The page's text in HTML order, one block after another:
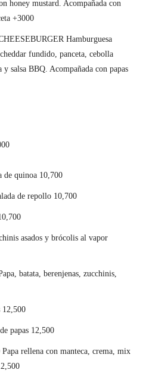
honey mustard. Acompañada con
+3000
Hamburguesa
fundido, panceta, cebolla
salsa BBQ. Acompañada con papas
quinoa 10,700
de repollo 10,700
asados y brócolis al vapor
batata, berenjenas, zucchinis,
12,500
papas 12,500
rellena con manteca, crema, mix